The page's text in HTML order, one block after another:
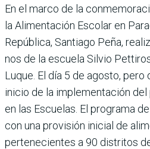
En el marco de la
la Ali­mentación Escolar en
República, Santiago Peña,
nos de la escuela Silvio
Luque. El día 5 de agosto, pero
inicio de la implementación
en las Escuelas. El programa
con una provisión inicial de
pertenecientes a 90 dis­tritos